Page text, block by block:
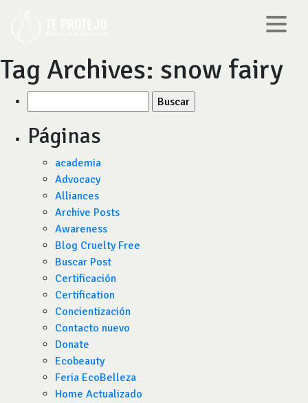
Tag Archives: snow fairy
por:
Páginas
academia
Advocacy
Alliances
Archive Posts
Awareness
Blog Cruelty Free
Buscar Post
Certificación
Certification
Concientización
Contacto nuevo
Donate
Ecobeauty
Feria EcoBelleza
Home Actualizado